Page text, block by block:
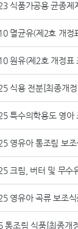
식품가공용 균종
멸균유(제2호 개
원유(제2호 개정
식용 전분[최종개
특수의학용도 영
영유아 통조림 보
크림, 버터 및 무수
영유아 곡류 보조
통조림 식품[최종개